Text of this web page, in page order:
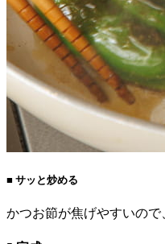
■ サッと炒める
かつお節が焦げやすいので